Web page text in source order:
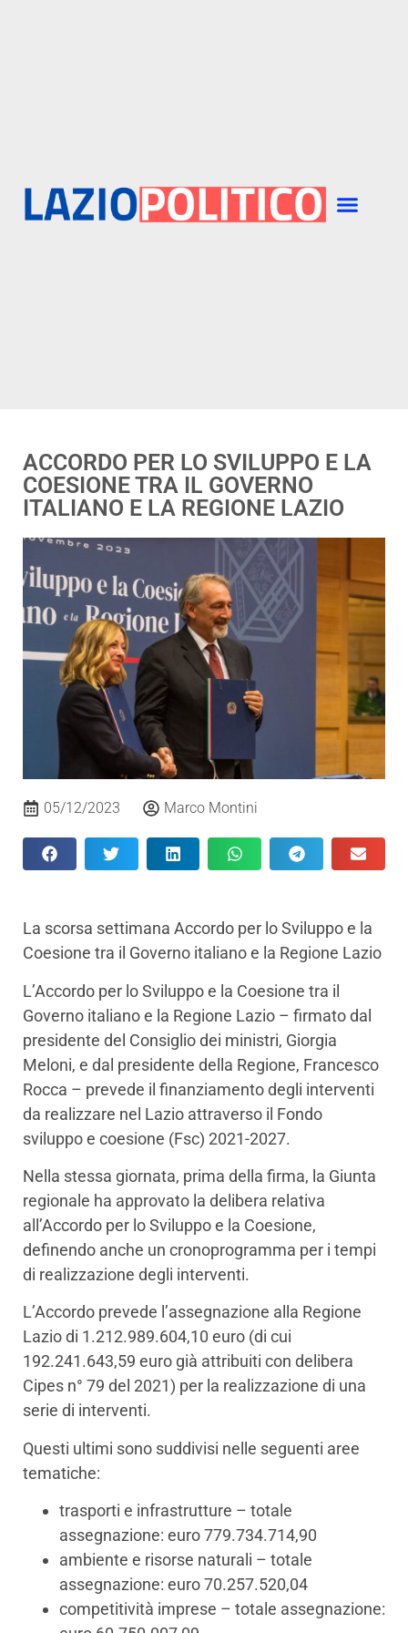
ACCORDO PER LO SVILUPPO E LA
COESIONE TRA IL GOVERNO
ITALIANO E LA REGIONE LAZIO
05/12/2023 Marco Montini
La scorsa settimana Accordo per lo Sviluppo e la
Coesione tra il Governo italiano e la Regione Lazio
L’Accordo per lo Sviluppo e la Coesione tra il
Governo italiano e la Regione Lazio – firmato dal
presidente del Consiglio dei ministri, Giorgia
Meloni, e dal presidente della Regione, Francesco
Rocca – prevede il finanziamento degli interventi
da realizzare nel Lazio attraverso il Fondo
sviluppo e coesione (Fsc) 2021-2027.
Nella stessa giornata, prima della firma, la Giunta
regionale ha approvato la delibera relativa
all’Accordo per lo Sviluppo e la Coesione,
definendo anche un cronoprogramma per i tempi
di realizzazione degli interventi.
L’Accordo prevede l’assegnazione alla Regione
Lazio di 1.212.989.604,10 euro (di cui
192.241.643,59 euro già attribuiti con delibera
Cipes n° 79 del 2021) per la realizzazione di una
serie di interventi.
Questi ultimi sono suddivisi nelle seguenti aree
tematiche:
trasporti e infrastrutture – totale
assegnazione: euro 779.734.714,90
ambiente e risorse naturali – totale
assegnazione: euro 70.257.520,04
competitività imprese – totale assegnazione: